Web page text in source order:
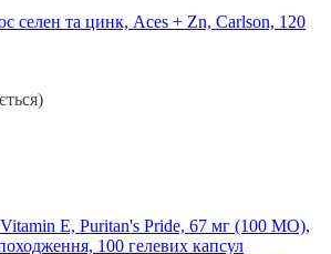
селен та цинк, Aces + Zn, Carlson, 120